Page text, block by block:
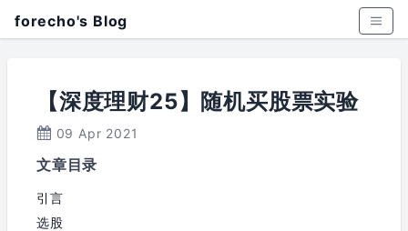
forecho's Blog
【深度理财25】随机买股票实验
09 Apr 2021
文章目录
引言
选股